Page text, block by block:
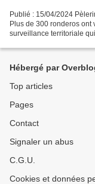
Publié : 15/04/2024
Plus de 300 ronderos ont
surveillance territoriale
Hébergé par
Top articles
Pages
Contact
Signaler un abus
C.G.U.
Cookies et données